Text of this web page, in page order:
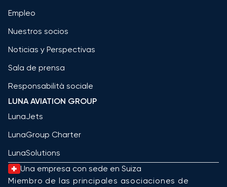
Empleo
Nuestros socios
Noticias y Perspectivas
Sala de prensa
Responsabilità sociale
LUNA AVIATION GROUP
LunaJets
LunaGroup Charter
LunaSolutions
Una empresa con sede en Suiza
Miembro de las principales asociaciones de